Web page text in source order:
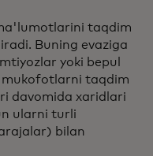
taqdim
Buning evaziga
yoki bepul
taqdim
davomida xaridlari
ularni turli
bilan